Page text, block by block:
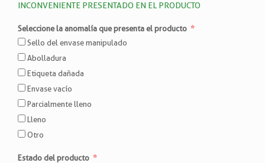
INCONVENIENTE PRESENTADO EN EL PRODUCTO
Seleccione la anomalía que presenta el producto
Sello del envase manipulado
Abolladura
Etiqueta dañada
Envase vacío
Parcialmente lleno
Lleno
Otro
Estado del producto